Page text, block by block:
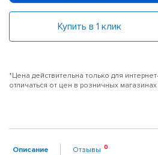
Купить в 1 клик
*Цена действительна только для
отличаться от цен в розничных магазинах
Описание Отзывы